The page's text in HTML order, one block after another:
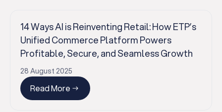
14 Ways AI is Reinventing Retail: How ETP’s
Unified Commerce Platform Powers
Profitable, Secure, and Seamless Growth
28 August 2025
Read More